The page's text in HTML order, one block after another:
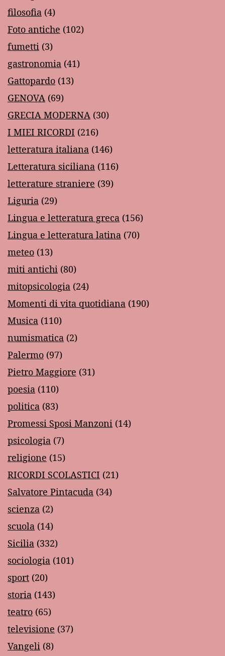
filosofia (4)
Foto antiche (102)
fumetti (3)
gastronomia (41)
Gattopardo (13)
GENOVA (69)
GRECIA MODERNA (30)
I MIEI RICORDI (216)
letteratura italiana (146)
Letteratura siciliana (116)
letterature straniere (39)
Liguria (29)
Lingua e letteratura greca (156)
Lingua e letteratura latina (70)
meteo (13)
miti antichi (80)
mitopsicologia (24)
Momenti di vita quotidiana (190)
Musica (110)
numismatica (2)
Palermo (97)
Pietro Maggiore (31)
poesia (110)
politica (83)
Promessi Sposi Manzoni (14)
psicologia (7)
religione (15)
RICORDI SCOLASTICI (21)
Salvatore Pintacuda (34)
scienza (2)
scuola (14)
Sicilia (332)
sociologia (101)
sport (20)
storia (143)
teatro (65)
televisione (37)
Vangeli (8)